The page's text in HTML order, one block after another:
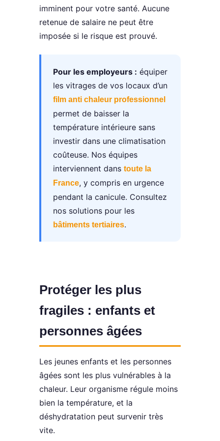
imminent pour votre santé. Aucune
retenue de salaire ne peut être
imposée si le risque est prouvé.
Pour les employeurs : équiper
les vitrages de vos locaux d’un
film anti chaleur professionnel
permet de baisser la
température intérieure sans
investir dans une climatisation
coûteuse. Nos équipes
interviennent dans toute la
France, y compris en urgence
pendant la canicule. Consultez
nos solutions pour les
bâtiments tertiaires.
Protéger les plus
fragiles : enfants et
personnes âgées
Les jeunes enfants et les personnes
âgées sont les plus vulnérables à la
chaleur. Leur organisme régule moins
bien la température, et la
déshydratation peut survenir très
vite.